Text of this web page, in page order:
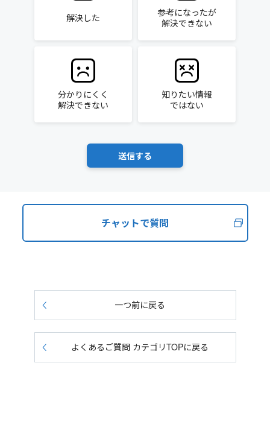
解決した
参考になったが
解決できない
分かりにくく
解決できない
知りたい情報
ではない
チャットで質問
一つ前に戻る
よくあるご質問 カテゴリTOPに戻る